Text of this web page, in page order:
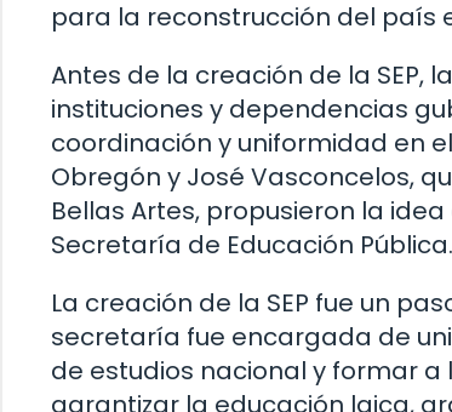
para la reconstrucción del país
Antes de la creación de la SEP,
instituciones y dependencias
coordinación y uniformidad en
Obregón y José Vasconcelos,
Bellas Artes, propusieron la
Secretaría de Educación Pública.
La creación de la SEP fue un
secretaría fue encargada de
de estudios nacional y formar
garantizar la educación laica,